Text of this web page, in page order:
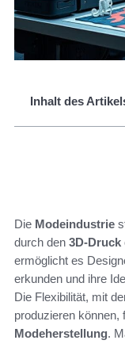
Inhalt des
Die Modeindustrie
durch den 3D-Druck
ermöglicht es
erkunden und ihre
Die Flexibilität, mit
produzieren können,
Modeherstellung.